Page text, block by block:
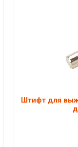
Штифт для